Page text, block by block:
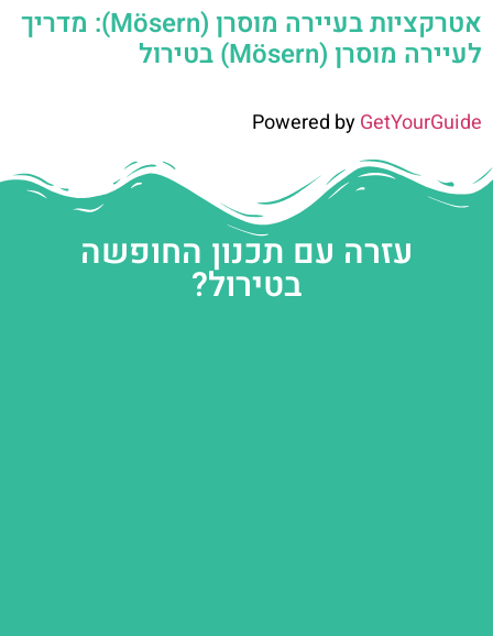
אטרקציות בעיירה מוסרן (Mösern): מדריך
לעיירה מוסרן (Mösern) בטירול
Powered byGetYourGuide
עזרה עם תכנון החופשה
בטירול?